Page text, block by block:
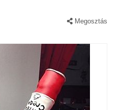
Megosztás